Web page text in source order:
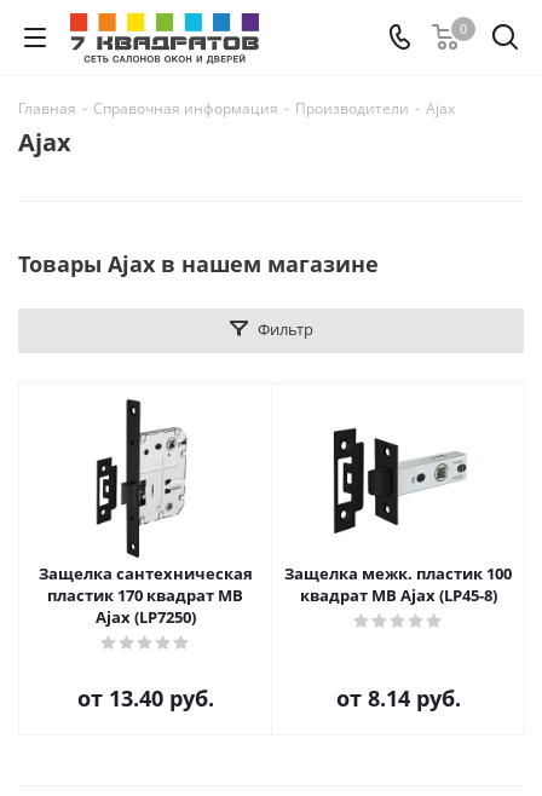
0
Главная - Справочная информация - Производители - Ajax
Ajax
Товары Ajax в нашем магазине
Фильтр
Защелка сантехническая
пластик 170 квадрат MB
Ajax (LP7250)
от 13.40 руб.
Защелка межк. пластик 100
квадрат MB Ajax (LP45-8)
от 8.14 руб.